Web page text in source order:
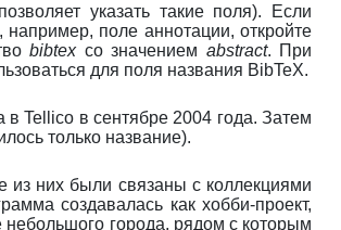
указать такие поля). Если
например, поле аннотации, откройте
bibtexсо значением abstract. При
для поля названия BibTeX.
Tellico в сентябре 2004 года. Затем
только название).
из них были связаны с коллекциями
создавалась как хобби-проект,
города, рядом с которым